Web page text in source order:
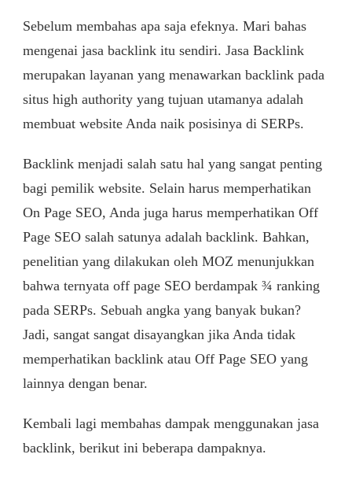
Sebelum membahas apa saja efeknya. Mari bahas
mengenai jasa backlink itu sendiri. Jasa Backlink
merupakan layanan yang menawarkan backlink pada
situs high authority yang tujuan utamanya adalah
membuat website Anda naik posisinya di SERPs.
Backlink menjadi salah satu hal yang sangat penting
bagi pemilik website. Selain harus memperhatikan
On Page SEO, Anda juga harus memperhatikan Off
Page SEO salah satunya adalah backlink. Bahkan,
penelitian yang dilakukan oleh MOZ menunjukkan
bahwa ternyata off page SEO berdampak ¾ ranking
pada SERPs. Sebuah angka yang banyak bukan?
Jadi, sangat sangat disayangkan jika Anda tidak
memperhatikan backlink atau Off Page SEO yang
lainnya dengan benar.
Kembali lagi membahas dampak menggunakan jasa
backlink, berikut ini beberapa dampaknya.